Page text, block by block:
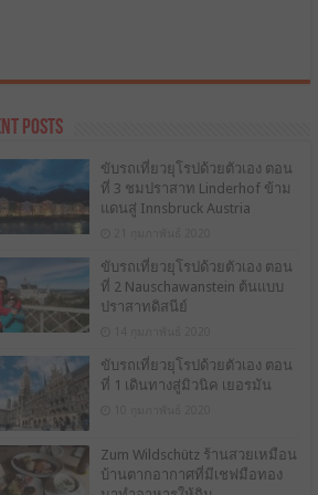
Posts
ขับรถเที่ยวยุโรปด้วยตัวเอง ตอน
ที่ 3 ชมปราสาท Linderhof ข้าม
แดนสู่ Innsbruck Austria
ขับรถเที่ยวยุโรปด้วยตัวเอง ตอน
ที่ 2 Nauschawanstein ต้นแบบ
ปราสาทดิสนีย์
ขับรถเที่ยวยุโรปด้วยตัวเอง ตอน
ที่ 1 เดินทางสู่มิวนิค เยอรมัน
Zum Wildschütz ร้านสวยเหมือน
บ้านตากอากาศที่มีเชฟมือทอง